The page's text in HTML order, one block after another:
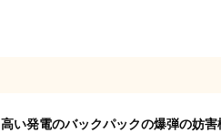
高い発電のバックパックの爆弾の妨害